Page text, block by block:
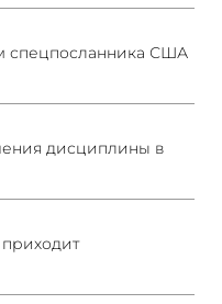
спецпосланника США
дисциплины в